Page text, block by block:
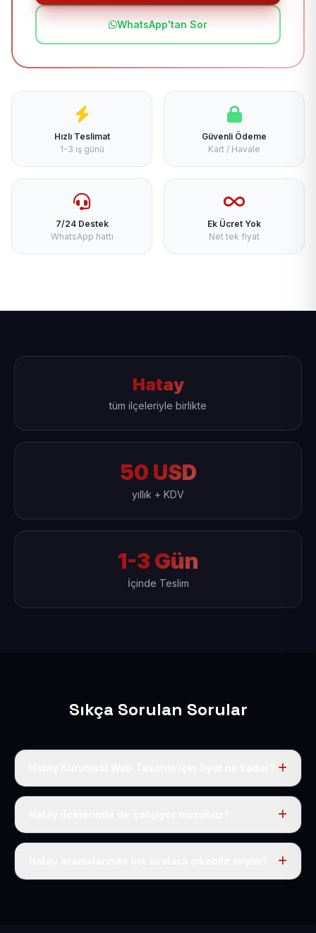
WhatsApp'tan Sor
Hızlı Teslimat
1-3 iş günü
Güvenli Ödeme
Kart / Havale
7/24 Destek
WhatsApp hattı
Ek Ücret Yok
Net tek fiyat
Hatay
tüm ilçeleriyle birlikte
50 USD
yıllık + KDV
1-3 Gün
İçinde Teslim
Sıkça Sorulan Sorular
Hatay dahil Türkiye’nin her yerinde geçerli yıllık tek
Elbette; Hatay iline bağlı bütün ilçelere uzaktan ve